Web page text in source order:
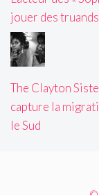
jouer des
The Clayton
capture la
le Sud